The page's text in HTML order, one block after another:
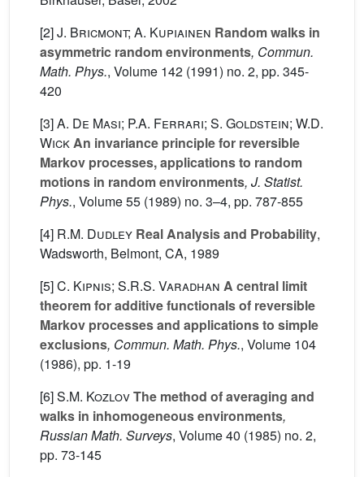
[2]J. Bricmont; A. Kupiainen Random walks in
asymmetric random environments, Commun.
Math. Phys., Volume 142 (1991) no. 2, pp. 345-
420
[3]A. De Masi; P.A. Ferrari; S. Goldstein; W.D.
WickAn invariance principle for reversible
Markov processes, applications to random
motions in random environments, J. Statist.
Phys., Volume 55 (1989) no. 3–4, pp. 787-855
[4] R.M. Dudley Real Analysis and Probability,
Wadsworth, Belmont, CA, 1989
[5]C. Kipnis; S.R.S. Varadhan A central limit
theorem for additive functionals of reversible
Markov processes and applications to simple
exclusions, Commun. Math. Phys., Volume 104
(1986), pp. 1-19
[6]S.M. KozlovThe method of averaging and
walks in inhomogeneous environments,
Russian Math. Surveys, Volume 40 (1985) no. 2,
pp. 73-145